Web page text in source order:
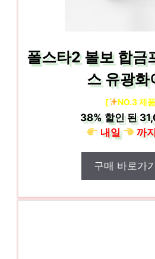
폴스타2 볼보 합금
스 유광화
[ NO.3 제
38%할인 된
내일
까
구매 바로가